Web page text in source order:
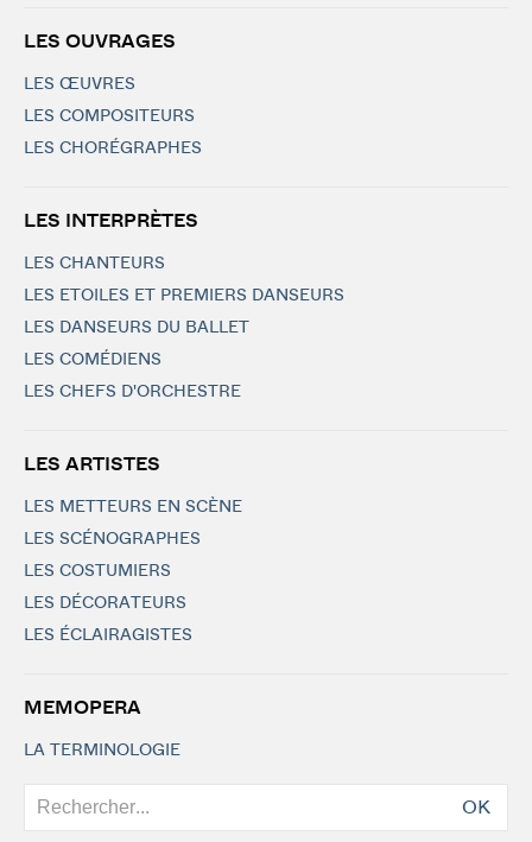
LES OUVRAGES
LES ŒUVRES
LES COMPOSITEURS
LES CHORÉGRAPHES
LES INTERPRÈTES
LES CHANTEURS
LES ETOILES ET PREMIERS DANSEURS
LES DANSEURS DU BALLET
LES COMÉDIENS
LES CHEFS D'ORCHESTRE
LES ARTISTES
LES METTEURS EN SCÈNE
LES SCÉNOGRAPHES
LES COSTUMIERS
LES DÉCORATEURS
LES ÉCLAIRAGISTES
MEMOPERA
LA TERMINOLOGIE
OK